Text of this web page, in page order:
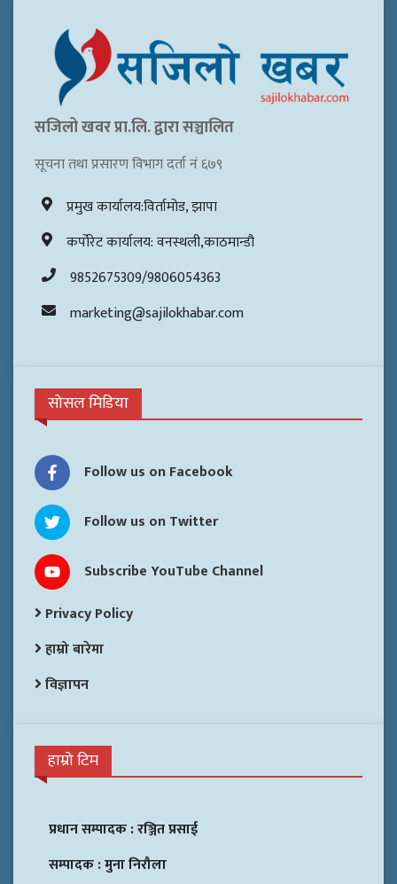
सजिलो खवर प्रा.लि. द्वारा सञ्चालित
सूचना तथा प्रसारण विभाग दर्ता नं ६७९
प्रमुख कार्यालय:विर्तामोड, झापा
कर्पोरेट कार्यालय: वनस्थली,काठमान्डौ
9852675309/9806054363
marketing@sajilokhabar.com
सोसल मिडिया
Follow us on Facebook
Follow us on Twitter
Subscribe YouTube Channel
Privacy Policy
हाम्रो बारेमा
विज्ञापन
हाम्रो टिम
प्रधान सम्पादक :रञ्जित प्रसाई
सम्पादक :मुना निरौला